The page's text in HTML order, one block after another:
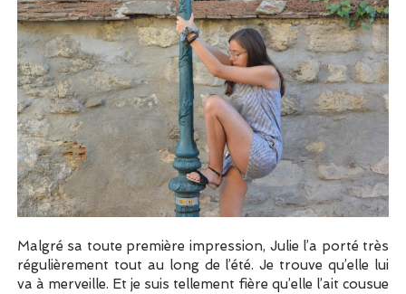
Malgré sa toute première impression, Julie l’a porté très
régulièrement tout au long de l’été. Je trouve qu’elle lui
va à merveille. Et je suis tellement fière qu’elle l’ait cousue